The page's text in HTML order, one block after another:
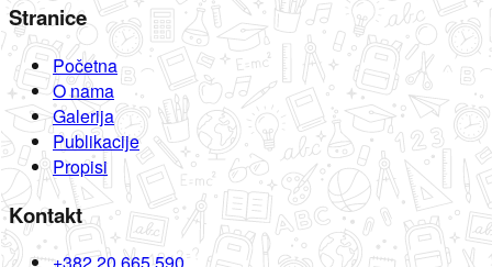
Stranice
Početna
O nama
Galerija
Publikacije
Propisi
Kontakt